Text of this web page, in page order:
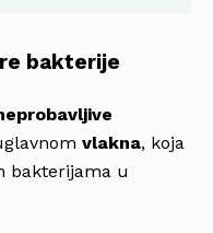
bakterije
vlakna, koja
bakterijama u